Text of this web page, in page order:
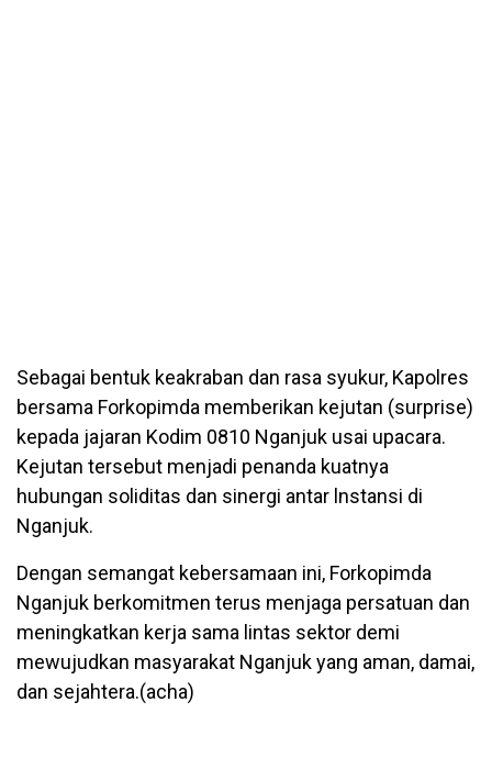
Sebagai bentuk keakraban dan rasa syukur, Kapolres
bersama Forkopimda memberikan kejutan (surprise)
kepada jajaran Kodim 0810 Nganjuk usai upacara.
Kejutan tersebut menjadi penanda kuatnya
hubungan soliditas dan sinergi antar lnstansi di
Nganjuk.
Dengan semangat kebersamaan ini, Forkopimda
Nganjuk berkomitmen terus menjaga persatuan dan
meningkatkan kerja sama lintas sektor demi
mewujudkan masyarakat Nganjuk yang aman, damai,
dan sejahtera.(acha)